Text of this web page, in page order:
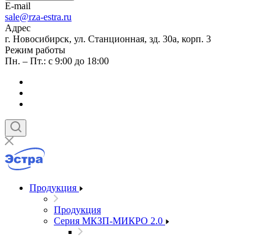
E-mail
sale@rza-estra.ru
Адрес
г. Новосибирск, ул. Станционная, зд. 30а, корп. 3
Режим работы
Пн. – Пт.: с 9:00 до 18:00
Продукция
Продукция
Серия МКЗП-МИКРО 2.0